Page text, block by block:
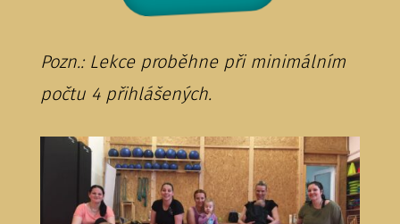
Pozn.: Lekce proběhne při minimálním
počtu 4 přihlášených.